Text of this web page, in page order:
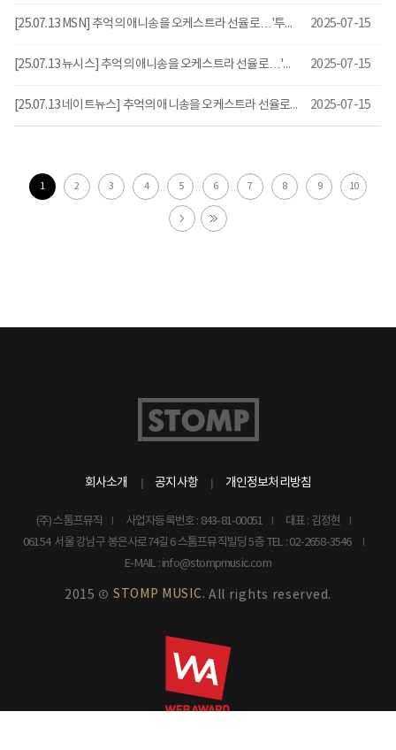
[25.07.13 MSN] 추억의 애니송을 오케스트라 선율로…'투니리즈 콘서트' 2025-07-15
[25.07.13 뉴시스] 추억의 애니송을 오케스트라 선율로…'투니리즈 콘서트' 2025-07-15
[25.07.13 네이트뉴스] 추억의 애니송을 오케스트라 선율로…'투니리즈 콘서트' 2025-07-15
1 2 3 4 5 6 7 8 9 10
회사소개 공지사항 개인정보처리방침
(주) 스톰프뮤직 사업자등록번호 : 843-81-00051
대표 : 김정현
06154 서울 강남구 봉은사로74길 6 스톰프뮤직빌딩 5층 TEL : 02-2658-3546
E-MAIL : info@stompmusic.com
2015 © STOMP MUSIC. All rights reserved.